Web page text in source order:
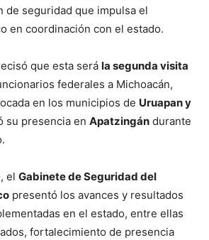
de seguridad que impulsa el
en coordinación con el estado.
que esta será la segunda visita
federales a Michoacán,
en los municipios de Uruapan y
su presencia en Apatzingán durante
el Gabinete de Seguridad del
presentó los avances y resultados
en el estado, entre ellas
fortalecimiento de presencia